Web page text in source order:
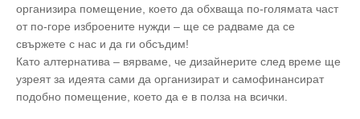
организира помещение, което да обхваща по-голямата част
от по-горе изброените нужди – ще се радваме да се
свържете с нас и да ги обсъдим!
Като алтернатива – вярваме, че дизайнерите след време ще
узреят за идеята сами да организират и самофинансират
подобно помещение, което да е в полза на всички.